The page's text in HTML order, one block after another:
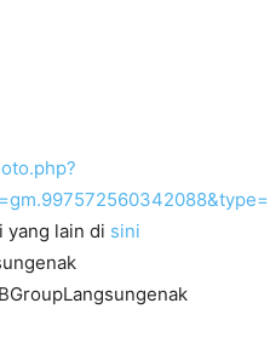
yang lain di sini